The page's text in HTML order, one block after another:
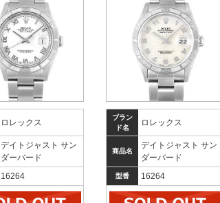
ロレックス
デイトジャスト サン
ダーバード
16264
ブラン
ド名
ロレックス
商品名
デイトジャスト サン
ダーバード
型番 16264